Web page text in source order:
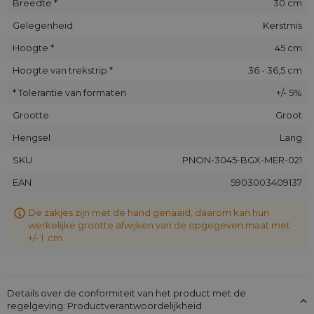
Nonwoven kerstzakjes met opdruk zijn breed inzetbaar
retailers en producenten die visuele communicatie belangrijk
vinden:
Retail & concept stores - als ready-to-sell
cadeauverpakking zonder extra omhulsel
Cosmetica & lifestyle-merken - stijlvol presenteren van
promotionele acties en kerstmailings
kerstprint bijzonder geschikt voor:
Kerstcadeaus in de winkel of bij evenementen
De zakjes bieden niet alleen bescherming en structuur, maar
Breedte *
30 cm
Gelegenheid
Kerstmis
Hoogte *
45 cm
Hoogte van trekstrip *
36 - 36,5 cm
* Tolerantie van formaten
+/- 5%
Grootte
Groot
Hengsel
Lang
SKU
PNON-3045-BGX-MER-021
EAN
5903003409137
De zakjes zijn met de hand genaaid, daarom kan hun
werkelijke grootte afwijken van de opgegeven maat met
+/- 1 cm
Details over de conformiteit van het product met de
regelgeving: Productverantwoordelijkheid